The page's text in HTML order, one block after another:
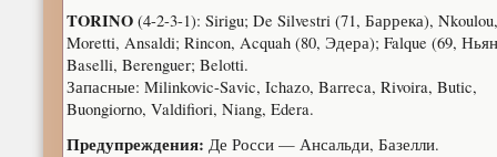
TORINO(4-2-3-1): Sirigu; De Silvestri (71, Баррека), Nkoulou,
Moretti, Ansaldi; Rincon, Acquah (80, Эдера); Falque (69,
Baselli, Berenguer; Belotti.
Запасные: Milinkovic-Savic, Ichazo, Barreca, Rivoira, Butic,
Buongiorno, Valdifiori, Niang, Edera.
Предупреждения: Де Росси — Ансальди, Базелли.